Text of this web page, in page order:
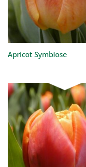
Apricot Symbiose